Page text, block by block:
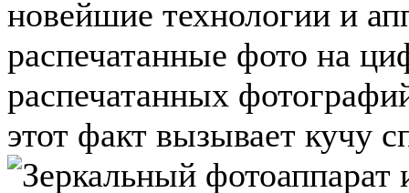
новейшие технологии и
распечатанные фото на
распечатанных
этот факт вызывает кучу